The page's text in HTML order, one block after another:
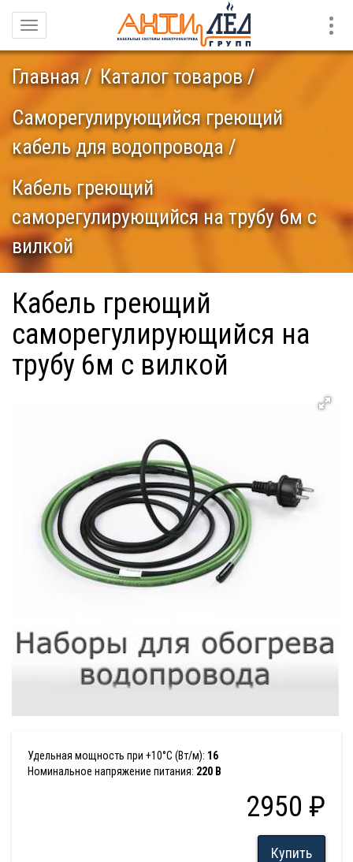
Навигация
Главная
Каталог товаров
Саморегулирующийся греющий
кабель для водопровода
Кабель греющий
саморегулирующийся на трубу 6м с
вилкой
Кабель греющий
саморегулирующийся на
трубу 6м с вилкой
Удельная мощность при +10°С (Вт/м): 16
Номинальное напряжение питания: 220 В
2950 ₽
Купить